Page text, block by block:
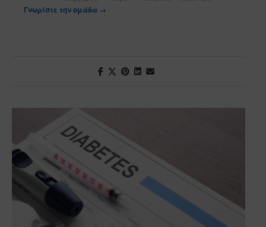
Γνωρίστε την ομάδα →